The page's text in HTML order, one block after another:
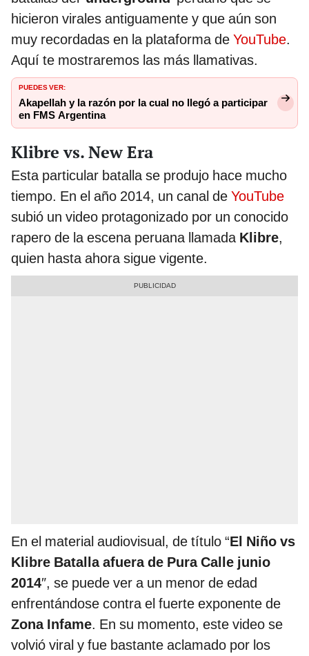
hicieron virales antiguamente y que aún son
muy recordadas en la plataforma de YouTube.
Aquí te mostraremos las más llamativas.
PUEDES VER:
Akapellah y la razón por la cual no llegó a participar
en FMS Argentina
Klibre vs. New Era
Esta particular batalla se produjo hace mucho
tiempo. En el año 2014, un canal de YouTube
subió un video protagonizado por un conocido
rapero de la escena peruana llamada Klibre,
quien hasta ahora sigue vigente.
En el material audiovisual, de título “El Niño vs
Klibre Batalla afuera de Pura Calle junio
2014″, se puede ver a un menor de edad
enfrentándose contra el fuerte exponente de
Zona Infame. En su momento, este video se
volvió viral y fue bastante aclamado por los